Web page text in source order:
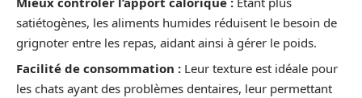
satiétogènes, les aliments humides réduisent le besoin de
grignoter entre les repas, aidant ainsi à gérer le poids.
Facilité de consommation : Leur texture est idéale pour
les chats ayant des problèmes dentaires, leur permettant